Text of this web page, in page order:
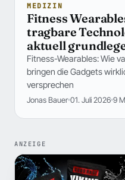
MEDIZIN
Fitness
tragbare
aktuell
Fitness-Wearables: Wie
bringen die Gadgets
versprechen
Jonas Bauer 01. Juli 2026 9
ANZEIGE